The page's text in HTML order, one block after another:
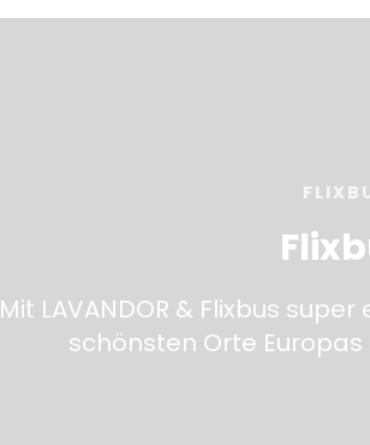
Mit LAVANDOR & Flixbus
schönsten Orte Europas